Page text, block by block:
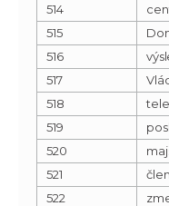
514
515
516
517
518
519
520
521
522